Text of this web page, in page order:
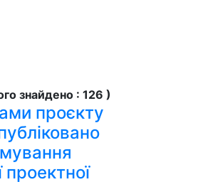
знайдено : 126 )
проєкту
проектної